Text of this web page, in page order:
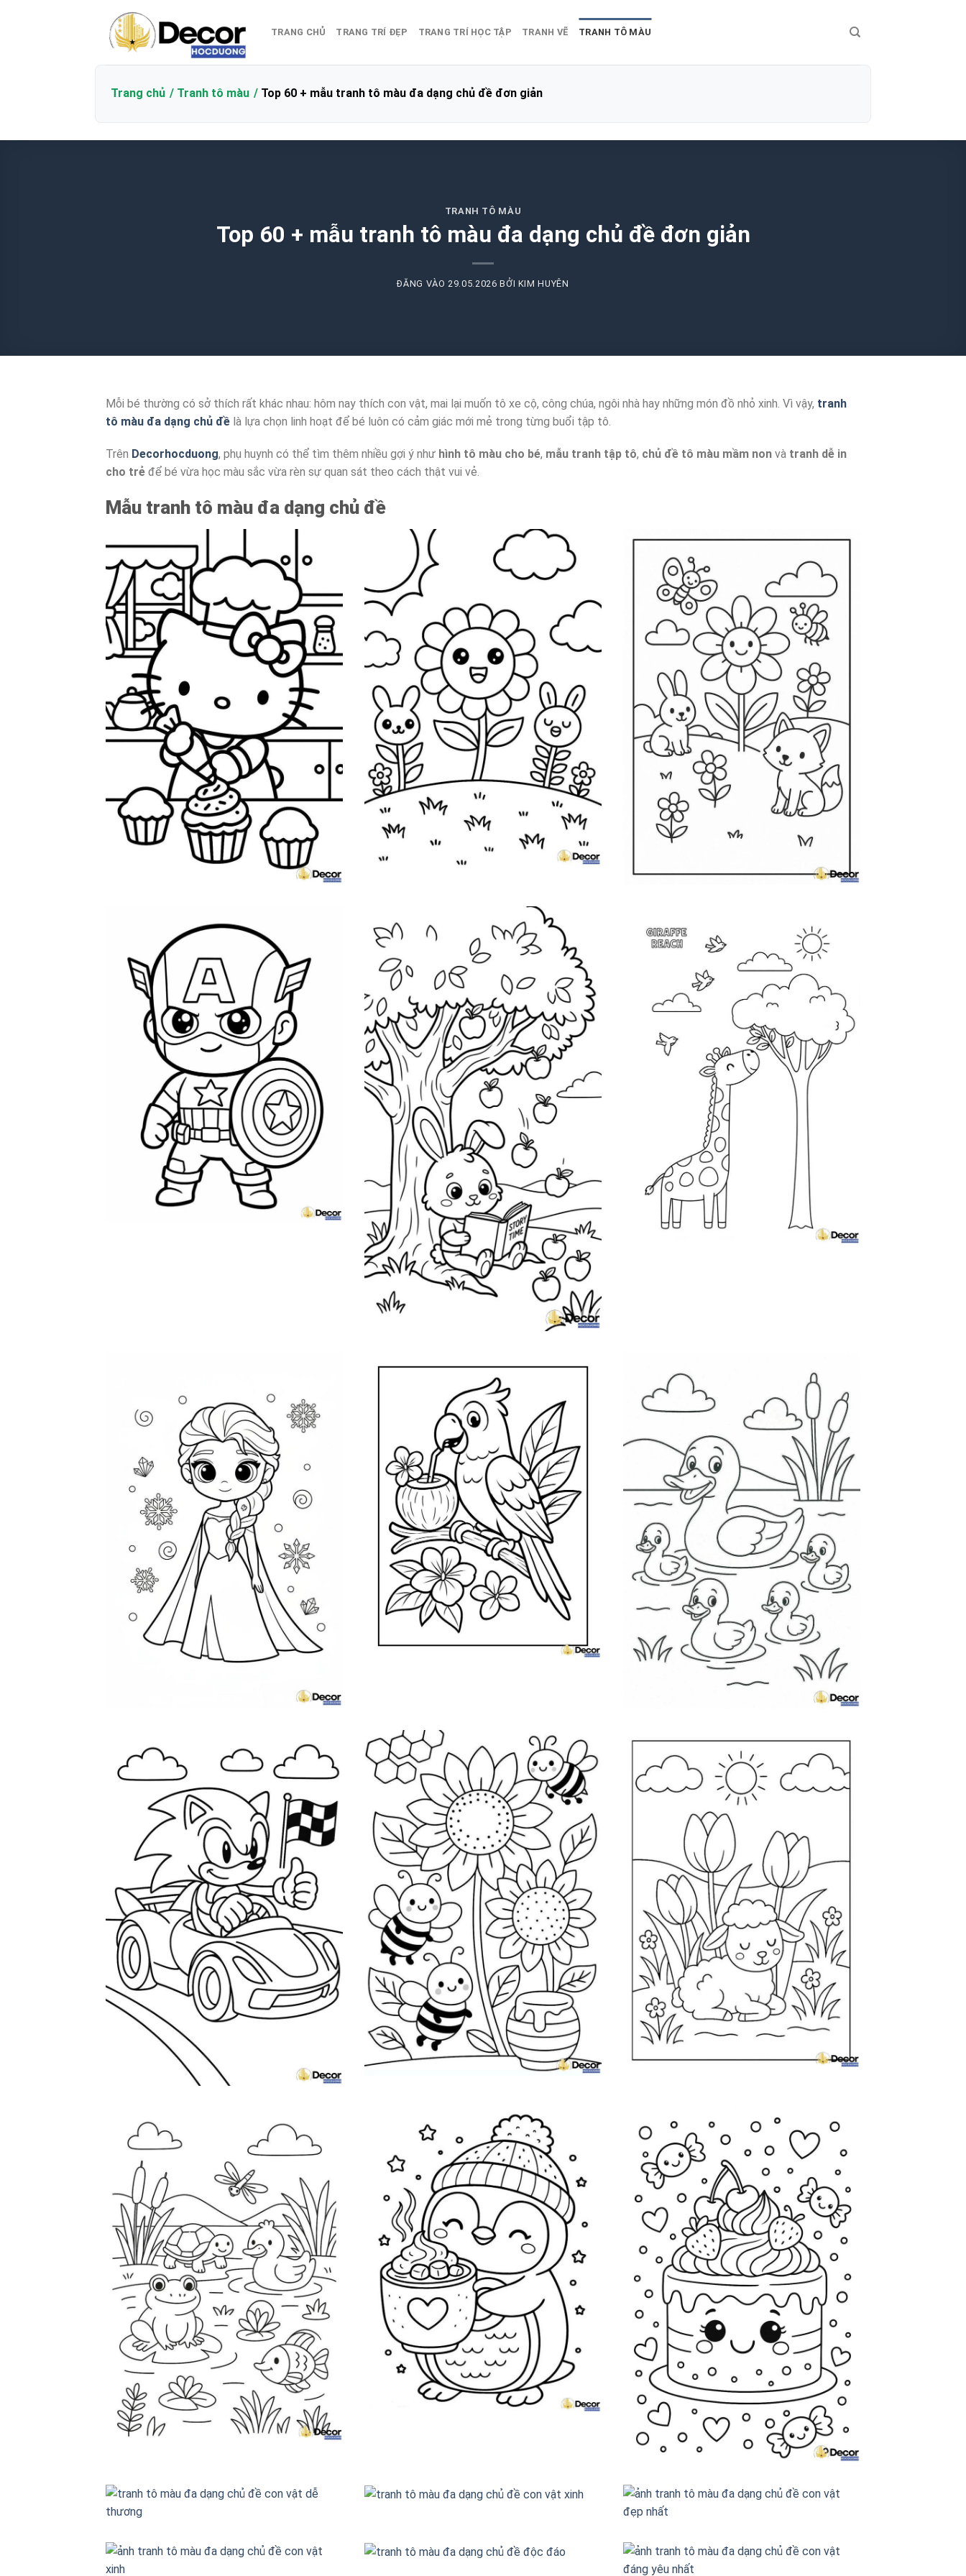
TRANG CHỦ TRANG TRÍ ĐẸP TRANG TRÍ HỌC TẬP TRANH VẼ TRANH TÔ MÀU
Trang chủ Tranh tô màu Top 60 + mẫu tranh tô màu đa dạng chủ đề đơn giản
TRANH TÔ MÀU
Top 60 + mẫu tranh tô màu đa dạng chủ đề đơn giản
ĐĂNG VÀO 29.05.2026 BỞI KIM HUYÊN
Mỗi bé thường có sở thích rất khác nhau: hôm nay thích con vật, mai lại muốn tô xe cộ, công chúa, ngôi nhà hay những món đồ nhỏ xinh. Vì vậy, tranh
tô màu đa dạng chủ đề là lựa chọn linh hoạt để bé luôn có cảm giác mới mẻ trong từng buổi tập tô.
Trên Decorhocduong, phụ huynh có thể tìm thêm nhiều gợi ý như hình tô màu cho bé, mẫu tranh tập tô, chủ đề tô màu mầm non và tranh dễ in
cho trẻ để bé vừa học màu sắc vừa rèn sự quan sát theo cách thật vui vẻ.
Mẫu tranh tô màu đa dạng chủ đề